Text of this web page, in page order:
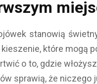
stanowią
które mogą
o to, gdzie
sprawią, że niczego